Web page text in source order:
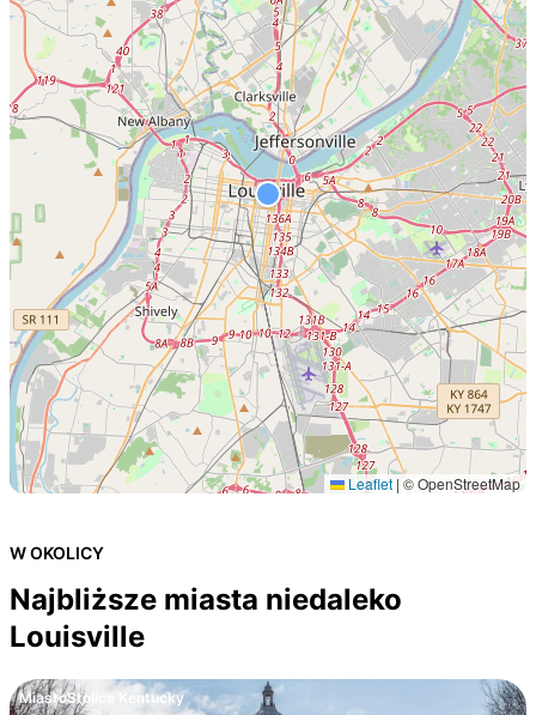
Leaflet | © OpenStreetMap
W OKOLICY
Najbliższe miasta niedaleko
Louisville
MiastoStolica Kentucky